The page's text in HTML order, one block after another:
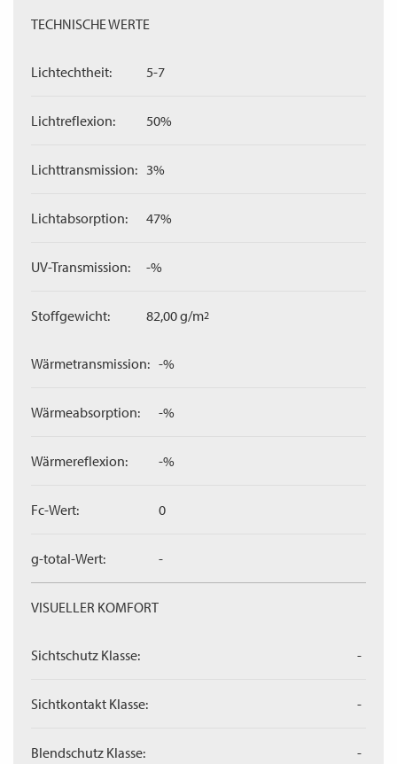
TECHNISCHE WERTE
Lichtechtheit: 5-7
Lichtreflexion: 50%
Lichttransmission: 3%
Lichtabsorption: 47%
UV-Transmission: -%
Stoffgewicht: 82,00 g/m2
Wärmetransmission: -%
Wärmeabsorption: -%
Wärmereflexion: -%
Fc-Wert: 0
g-total-Wert: -
VISUELLER KOMFORT
Sichtschutz Klasse: -
Sichtkontakt Klasse: -
Blendschutz Klasse: -